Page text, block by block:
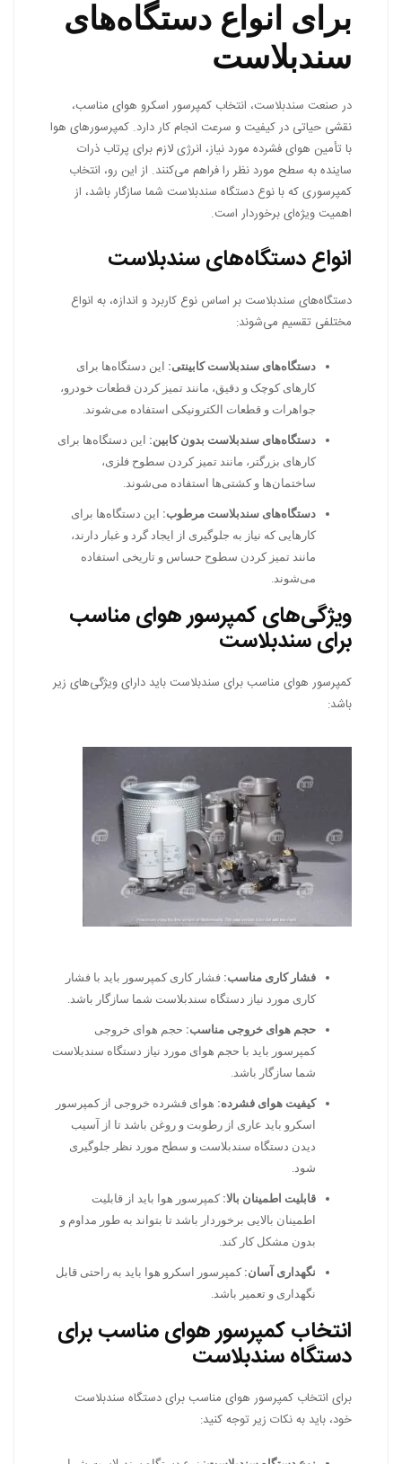
برای انواع دستگاه‌های
سندبلاست
در صنعت سندبلاست، انتخاب کمپرسور اسکرو هوای مناسب،
نقشی حیاتی در کیفیت و سرعت انجام کار دارد. کمپرسورهای هوا
با تأمین هوای فشرده مورد نیاز، انرژی لازم برای پرتاب ذرات
ساینده به سطح مورد نظر را فراهم می‌کنند. از این رو، انتخاب
کمپرسوری که با نوع دستگاه سندبلاست شما سازگار باشد، از
اهمیت ویژه‌ای برخوردار است.
انواع دستگاه‌های سندبلاست
دستگاه‌های سندبلاست بر اساس نوع کاربرد و اندازه، به انواع
مختلفی تقسیم می‌شوند:
دستگاه‌های سندبلاست کابینتی: این دستگاه‌ها برای
کارهای کوچک و دقیق، مانند تمیز کردن قطعات خودرو،
جواهرات و قطعات الکترونیکی استفاده می‌شوند.
دستگاه‌های سندبلاست بدون کابین: این دستگاه‌ها برای
کارهای بزرگتر، مانند تمیز کردن سطوح فلزی،
ساختمان‌ها و کشتی‌ها استفاده می‌شوند.
دستگاه‌های سندبلاست مرطوب: این دستگاه‌ها برای
کارهایی که نیاز به جلوگیری از ایجاد گرد و غبار دارند،
مانند تمیز کردن سطوح حساس و تاریخی استفاده
می‌شوند.
ویژگی‌های کمپرسور هوای مناسب
برای سندبلاست
کمپرسور هوای مناسب برای سندبلاست باید دارای ویژگی‌های زیر
باشد:
فشار کاری مناسب: فشار کاری کمپرسور باید با فشار
کاری مورد نیاز دستگاه سندبلاست شما سازگار باشد.
حجم هوای خروجی مناسب: حجم هوای خروجی
کمپرسور باید با حجم هوای مورد نیاز دستگاه سندبلاست
شما سازگار باشد.
کیفیت هوای فشرده: هوای فشرده خروجی از کمپرسور
اسکرو باید عاری از رطوبت و روغن باشد تا از آسیب
دیدن دستگاه سندبلاست و سطح مورد نظر جلوگیری
شود.
قابلیت اطمینان بالا: کمپرسور هوا باید از قابلیت
اطمینان بالایی برخوردار باشد تا بتواند به طور مداوم و
بدون مشکل کار کند.
نگهداری آسان: کمپرسور اسکرو هوا باید به راحتی قابل
نگهداری و تعمیر باشد.
انتخاب کمپرسور هوای مناسب برای
دستگاه سندبلاست
برای انتخاب کمپرسور هوای مناسب برای دستگاه سندبلاست
خود، باید به نکات زیر توجه کنید: